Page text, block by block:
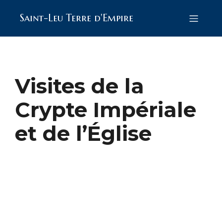
Saint-Leu Terre d'Empire
Visites de la
Crypte Impériale
et de l’Église